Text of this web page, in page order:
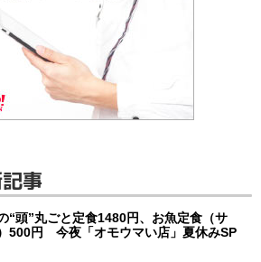
事
“頭”丸ごと定食1480円、お魚定食（サ
500円 今夜「オモウマい店」夏休みSP